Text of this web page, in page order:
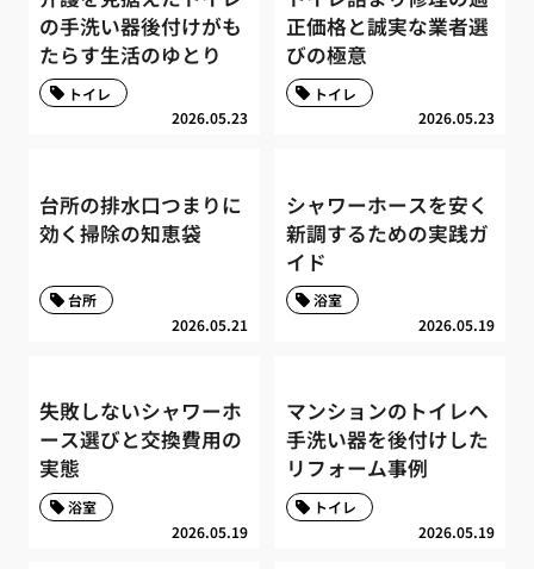
の手洗い器後付けがも
たらす生活のゆとり
2026.05.23
トイレ
正価格と誠実な業者選
びの極意
2026.05.23
トイレ
台所の排水口つまりに
効く掃除の知恵袋
2026.05.21
台所
シャワーホースを安く
新調するための実践ガ
イド
2026.05.19
浴室
失敗しないシャワーホ
ース選びと交換費用の
実態
2026.05.19
浴室
マンションのトイレへ
手洗い器を後付けした
リフォーム事例
2026.05.19
トイレ